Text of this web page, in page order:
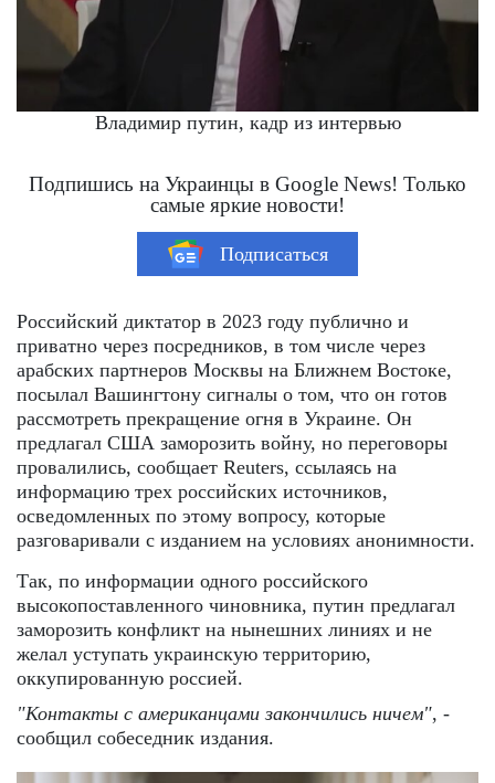
Владимир путин, кадр из интервью
Подпишись на Украинцы в Google News! Только
самые яркие новости!
Подписаться
Российский диктатор в 2023 году публично и
приватно через посредников, в том числе через
арабских партнеров Москвы на Ближнем Востоке,
посылал Вашингтону сигналы о том, что он готов
рассмотреть прекращение огня в Украине. Он
предлагал США заморозить войну, но переговоры
провалились, сообщает Reuters, ссылаясь на
информацию трех российских источников,
осведомленных по этому вопросу, которые
разговаривали с изданием на условиях анонимности.
Так, по информации одного российского
высокопоставленного чиновника, путин предлагал
заморозить конфликт на нынешних линиях и не
желал уступать украинскую территорию,
оккупированную россией.
"Контакты с американцами закончились ничем", -
сообщил собеседник издания.